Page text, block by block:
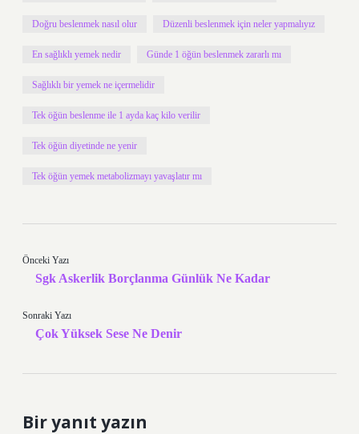
Doğru beslenmek nasıl olur Düzenli beslenmek için neler yapmalıyız
En sağlıklı yemek nedir Günde 1 öğün beslenmek zararlı mı
Sağlıklı bir yemek ne içermelidir
Tek öğün beslenme ile 1 ayda kaç kilo verilir
Tek öğün diyetinde ne yenir
Tek öğün yemek metabolizmayı yavaşlatır mı
Önceki Yazı
Sgk Askerlik Borçlanma Günlük Ne Kadar
Sonraki Yazı
Çok Yüksek Sese Ne Denir
Bir yanıt yazın